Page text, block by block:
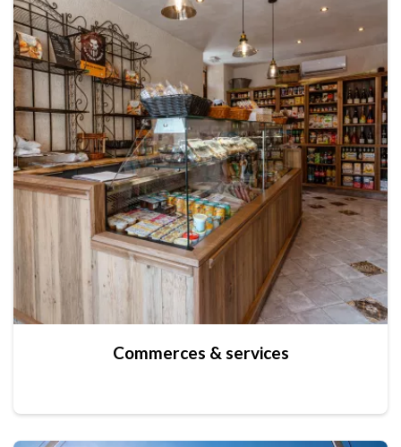
Commerces & services